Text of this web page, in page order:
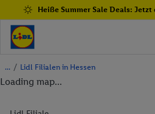
Heiße Summer Sale Deals:
/ Lidl Filialen in Hessen
Loading map...